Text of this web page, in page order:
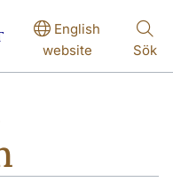
English
website
Sök